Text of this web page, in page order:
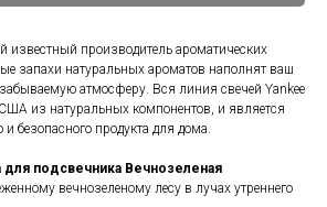
известный производитель ароматических
запахи натуральных ароматов наполнят ваш
атмосферу. Вся линия свечей Yankee
из натуральных компонентов, и является
и безопасного продукта для дома.
для подсвечника Вечнозеленая
вечнозеленому лесу в лучах утреннего